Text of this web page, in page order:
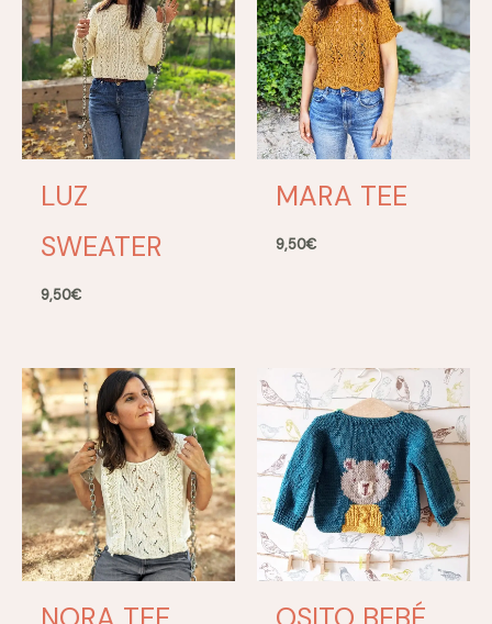
LUZ
SWEATER
9,50€
MARA TEE
9,50€